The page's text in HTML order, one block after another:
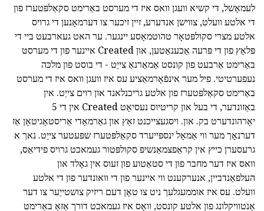
לעמאָשל, די קשיא וועגן וואס איז די מערסט באַרימט סקאַלפּטערז פון
די אלטע וועלט, צווישן אנדערע, זיין זיכער צו דערמאָנען די גרויס
אלטע מצרי סקולפּטאָר טהוטמאָסע יינגער. ער האט געארבעט ביי די
פּלאַץ פון די פּרעה אַכענאַטען, און Created איינער פון די מערסט
באַרימט אַרבעט פון קונסט אַמאַרנאַ צייַט - די בוסט פון מלכּה
נעפערטיטי. פיל מער אינפֿאָרמאַציע עס איז וועגן וואס איז די מערסט
באַרימט סקאַלפּטערז פון אלטע גריכנלאנד און רוים צייַט. אין
באַזונדער, די בעל און קריטיוס נעסיאָט Created אין די 5
יאָרהונדערט בק. און. ויסגעצייכנט זאַץ און גאַרמאָדי אַריסטאָגיטאָן אַז
דערנאָך מער ווי אַמאָל ינספּייערד סקאַלפּטערז שפּעטער צייַט. נאך א
גרעסערן כייץ אין קראַפצמאַנשיפּ סקולפּטור געמאכט גרויס פידיאַס,
וואס איז דער מחבר פון די סטאַטוע פון זעוס אין גאָלד און
העלפאַנדביין, אנערקענט ווי איינער פון די וואונדער פון די אלטע
וועלט. עס איז אוממעגלעך ניט צו טאָן דעם ריזיק צושטייַער צו דער
אַנטוויקלונג פון אלטע קונסט, וואָס איז געמאכט דורך אַזאַ באַרימט